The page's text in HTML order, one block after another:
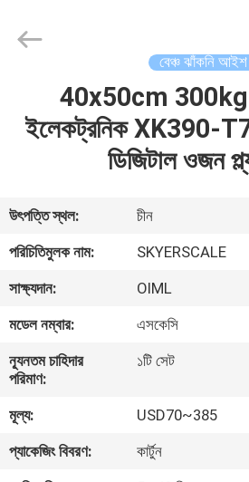
ভিডিও
সম্বন্ধে
কারখানা
গুণমান
Co.,Limited.
বেঞ্চ ঝাঁকনি আইশ
40x50cm 300kg
ইলেকট্রনিক XK390-
ডিজিটাল ওজন
উৎপত্তি স্থল:
চীন
পরিচিতিমুলক নাম:
SKYERSCALE
সাক্ষ্যদান:
OIML
মডেল নম্বার:
এসকেসি
ন্যূনতম চাহিদার
পরিমাণ:
১টি সেট
মূল্য:
USD70~385
প্যাকেজিং বিবরণ:
কার্টুন